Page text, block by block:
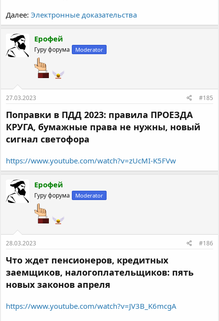
Далее:Электронные доказательства
Ерофей
Гуру форума Moderator
27.03.2023 #185
Поправки в ПДД 2023: правила ПРОЕЗДА
КРУГА, бумажные права не нужны, новый
сигнал светофора
https://www.youtube.com/watch?v=zUcMI-K5FVw
Ерофей
Гуру форума Moderator
28.03.2023 #186
Что ждет пенсионеров, кредитных
заемщиков, налогоплательщиков: пять
новых законов апреля
https://www.youtube.com/watch?v=JV3B_K6mcgA